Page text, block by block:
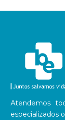
Atendemos
especializados